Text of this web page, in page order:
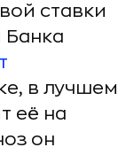
ставки
в лучшем
её на
он